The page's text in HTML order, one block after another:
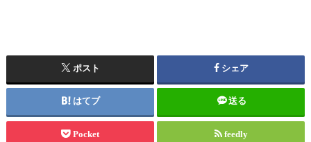
ポスト シェア
はてブ 送る
Pocket feedly